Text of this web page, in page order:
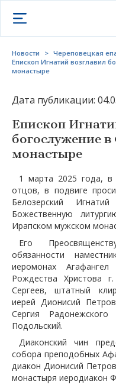
Открыть меню
Новости > Череповецкая
Епископ Игнатий возглавил
монастыре
Дата публикации:
Епископ
богослужение
монастыре
1 марта 2025 года, в
отцов, в подвиге
Белозерский
Божественную
Ирапском мужском
Его
обязанности
иеромонах
Рождества Христова
Сергеев, штатный
иерей Дионисий
Сергия
Подольский.
Диаконский чин
собора преподобных
диакон Дионисий
монастыря иеродиакон